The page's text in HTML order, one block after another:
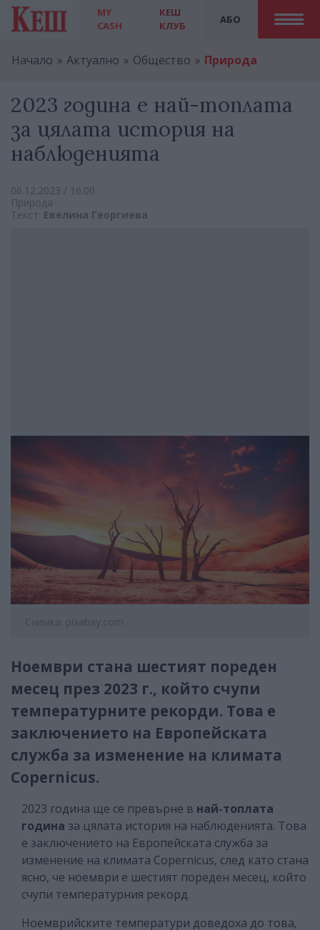
MY
CASH
АБО
КЕШ
КЛУБ
Начало Актуално Общество Природа
2023 година е най-топлата
за цялата история на
наблюденията
06.12.2023 / 16:00
Природа
Текст: Евелина Георгиева
Снимка: pixabay.com
Ноември стана шестият пореден
месец през 2023 г., който счупи
температурните рекорди. Това е
заключението на Европейската
служба за изменение на климата
Copernicus.
2023 година ще се превърне в най-топлата
година за цялата история на наблюденията. Това
е заключението на Европейската служба за
изменение на климата Copernicus, след като стана
ясно, че ноември е шестият пореден месец, който
счупи температурния рекорд.
Ноемврийските температури доведоха до това,